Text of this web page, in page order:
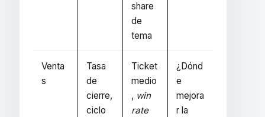
share
de
tema
Venta
s
Tasa
de
cierre,
ciclo
Ticket
medio
, win
rate
¿Dónd
e
mejora
r la